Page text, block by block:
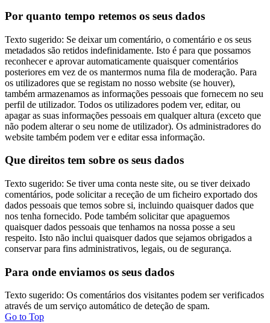
Por quanto tempo retemos os seus dados
Texto sugerido: Se deixar um comentário, o comentário e os seus
metadados são retidos indefinidamente. Isto é para que possamos
reconhecer e aprovar automaticamente quaisquer comentários
posteriores em vez de os mantermos numa fila de moderação. Para
os utilizadores que se registam no nosso website (se houver),
também armazenamos as informações pessoais que fornecem no seu
perfil de utilizador. Todos os utilizadores podem ver, editar, ou
apagar as suas informações pessoais em qualquer altura (exceto que
não podem alterar o seu nome de utilizador). Os administradores do
website também podem ver e editar essa informação.
Que direitos tem sobre os seus dados
Texto sugerido: Se tiver uma conta neste site, ou se tiver deixado
comentários, pode solicitar a receção de um ficheiro exportado dos
dados pessoais que temos sobre si, incluindo quaisquer dados que
nos tenha fornecido. Pode também solicitar que apaguemos
quaisquer dados pessoais que tenhamos na nossa posse a seu
respeito. Isto não inclui quaisquer dados que sejamos obrigados a
conservar para fins administrativos, legais, ou de segurança.
Para onde enviamos os seus dados
Texto sugerido: Os comentários dos visitantes podem ser verificados
através de um serviço automático de deteção de spam.
Go to Top